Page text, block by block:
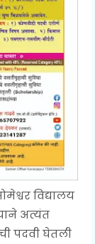
विद्यालय
अत्यंत
पदवी घेतली